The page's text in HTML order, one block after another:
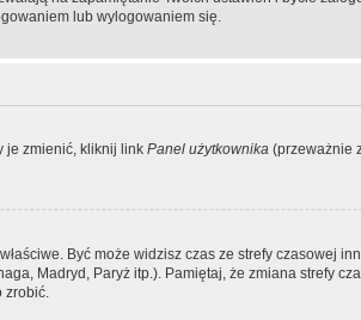
lub wylogowaniem się.
je zmienić, kliknij link Panel użytkownika (przeważnie
Być może widzisz czas ze strefy czasowej
Madryd, Paryż itp.). Pamiętaj, że zmiana strefy
zrobić.